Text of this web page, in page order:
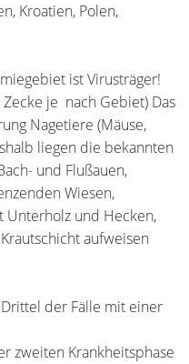
Kroatien, Polen,
ist Virusträger!
je nach Gebiet) Das
Nagetiere (Mäuse,
liegen die bekannten
und Flußauen,
Wiesen,
Unterholz und Hecken,
aufweisen
der Fälle mit einer
zweiten Krankheitsphase